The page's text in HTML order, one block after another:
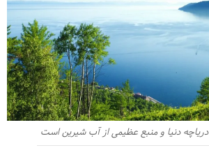
دریاچه دنیا و منبع عظیمی از آب شیرین است